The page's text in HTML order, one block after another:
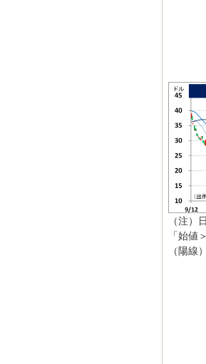
（注）
「始値
（陽線